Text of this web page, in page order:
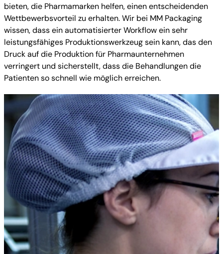
bieten, die Pharmamarken helfen, einen entscheidenden
Wettbewerbsvorteil zu erhalten. Wir bei MM Packaging
wissen, dass ein automatisierter Workflow ein sehr
leistungsfähiges Produktionswerkzeug sein kann, das den
Druck auf die Produktion für Pharmaunternehmen
verringert und sicherstellt, dass die Behandlungen die
Patienten so schnell wie möglich erreichen.